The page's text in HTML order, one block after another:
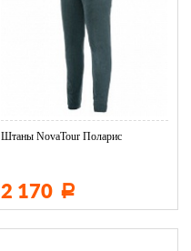
Штаны NovaTour Поларис
2 170 Р